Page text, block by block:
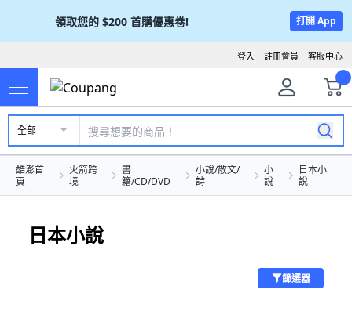
領取您的 $200 首購優惠卷! 打開 App
客服中心
註冊會員
登入
全部
酷澎首
頁
火箭跨
境
書
籍/CD/DVD
小說/散文/
詩
小
說
日本小
說
日本小說
篩選器